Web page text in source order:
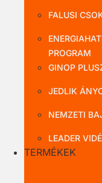
FALUSI
PROGRAM
GINOP
JEDLIK
NEMZETI
LEADER
TERMÉKEK